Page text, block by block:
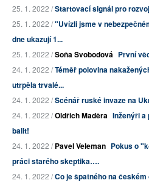
25. 1. 2022 /Startovací signál pro
25. 1. 2022 /"Uvízli jsme v
dne ukazují 1...
25. 1. 2022 /Soňa Svobodová První
24. 1. 2022 /Téměř polovina
utrpěla trvalé...
24. 1. 2022 /Scénář ruské invaze na
24. 1. 2022 /Oldřich Maděra Inženýři a
balit!
24. 1. 2022 /Pavel Veleman Pokus o
práci starého skeptika….
24. 1. 2022 /Co je špatného na